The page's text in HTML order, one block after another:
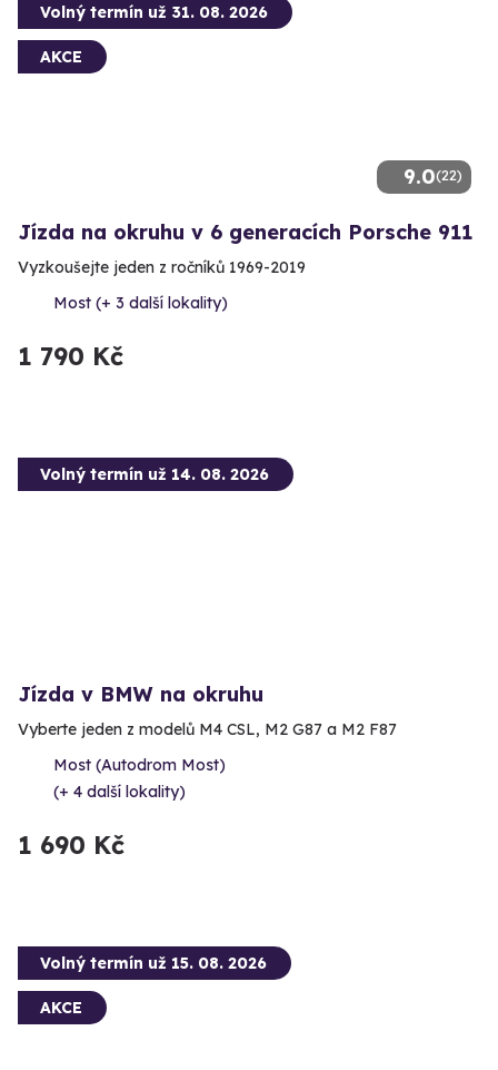
9.0(22)
Volný termín už 31. 08. 2026
AKCE
Jízda na okruhu v 6 generacích Porsche 911
Vyzkoušejte jeden z ročníků 1969-2019
Most (+ 3 další lokality)
1 790 Kč
Volný termín už 14. 08. 2026
Jízda v BMW na okruhu
Vyberte jeden z modelů M4 CSL, M2 G87 a M2 F87
Most (Autodrom Most)
(+ 4 další lokality)
1 690 Kč
Volný termín už 15. 08. 2026
AKCE